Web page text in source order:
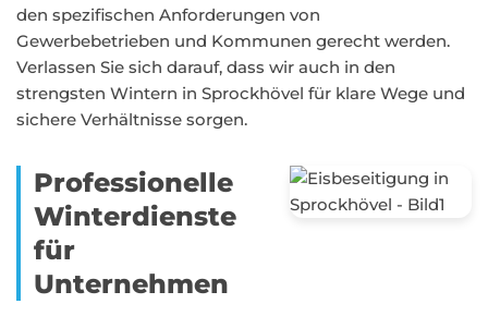
den spezifischen Anforderungen von
Gewerbebetrieben und Kommunen gerecht werden.
Verlassen Sie sich darauf, dass wir auch in den
strengsten Wintern in Sprockhövel für klare Wege und
sichere Verhältnisse sorgen.
Professionelle
Winterdienste
für
Unternehmen